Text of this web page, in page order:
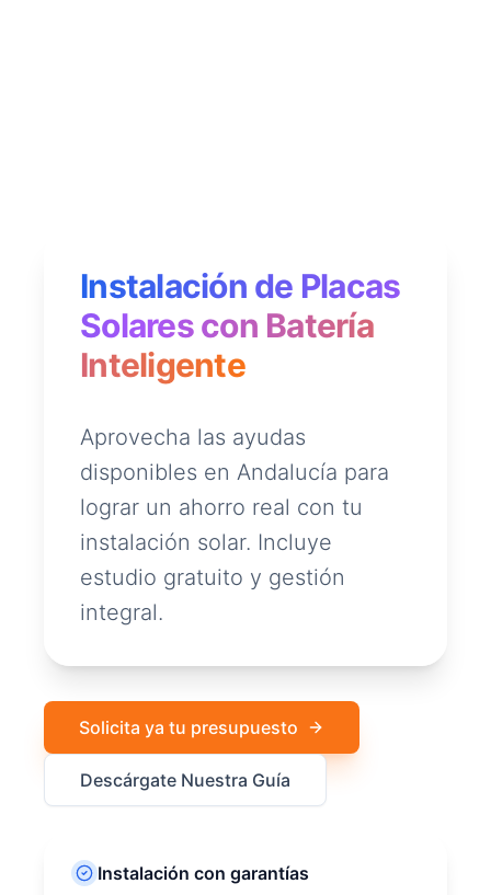
Instalación de Placas
Solares con Batería
Inteligente
Aprovecha las ayudas
disponibles en Andalucía para
lograr un ahorro real con tu
instalación solar. Incluye
estudio gratuito y gestión
integral.
Solicita ya tu presupuesto
Descárgate Nuestra Guía
Instalación con garantías